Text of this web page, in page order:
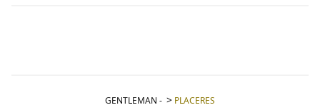
GENTLEMAN - PLACERES